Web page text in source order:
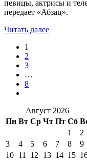
певицы, актрисы и
передает «Абзац».
Читать далее
1
2
3
…
8
Август 2026
Пн Вт Ср Чт Пт Сб
1
2
3
4 5 6 7 8
9
10 11 12 13 14 15